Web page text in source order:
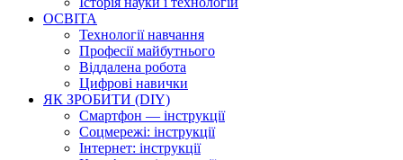
ОСВІТА
Технології навчання
Професії майбутнього
Віддалена робота
Цифрові навички
ЯК ЗРОБИТИ (DIY)
Смартфон — інструкції
Соцмережі: інструкції
Інтернет: інструкції